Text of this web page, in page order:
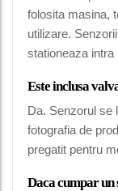
folosita masina,
utilizare.
stationeaza intra
Este inclusa
Da. Senzorul se
fotografia de
pregatit pentru
Daca cumpar un